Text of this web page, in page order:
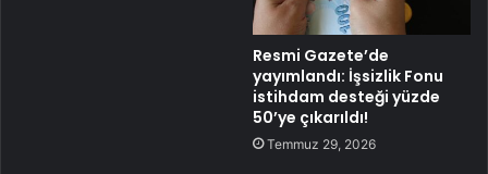
Resmi Gazete’de
yayımlandı: İşsizlik Fonu
istihdam desteği yüzde
50’ye çıkarıldı!
Temmuz 29, 2026